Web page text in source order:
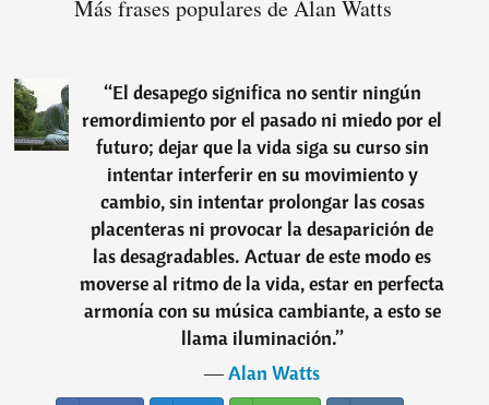
Más frases populares de Alan Watts
“El desapego significa no sentir ningún
remordimiento por el pasado ni miedo por el
futuro; dejar que la vida siga su curso sin
intentar interferir en su movimiento y
cambio, sin intentar prolongar las cosas
placenteras ni provocar la desaparición de
las desagradables. Actuar de este modo es
moverse al ritmo de la vida, estar en perfecta
armonía con su música cambiante, a esto se
llama iluminación.”
―Alan Watts